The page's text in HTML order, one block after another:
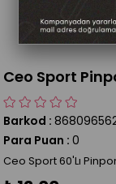
Ceo Sport
Barkod :
Para Puan : 0
Ceo Sport 60'Lı